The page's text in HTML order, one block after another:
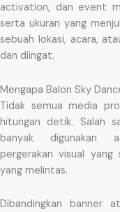
activation, dan event
serta ukuran yang
sebuah lokasi, acara,
dan diingat.
Mengapa Balon Sky
Tidak semua media
hitungan detik. Salah
banyak digunakan
pergerakan visual yang
yang melintas.
Dibandingkan banner